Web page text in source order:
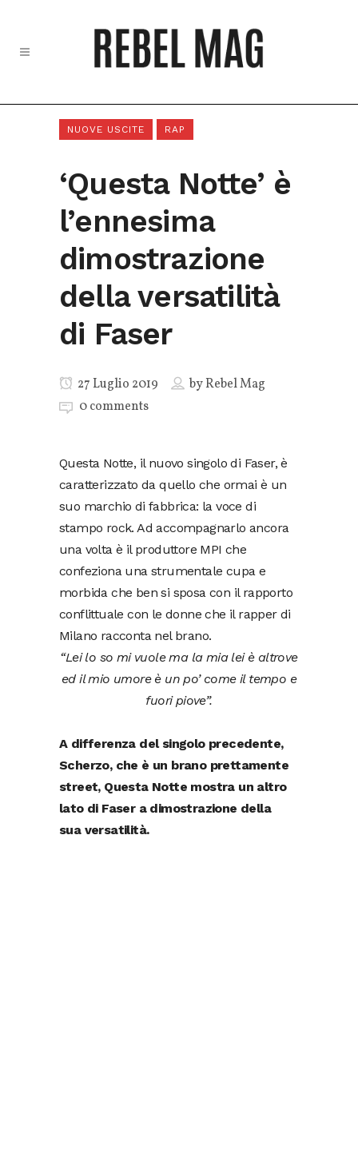
NUOVE USCITE RAP
‘Questa Notte’ è
l’ennesima
dimostrazione
della versatilità
di Faser
27 Luglio 2019 byRebel Mag
0 comments
Questa Notte, il nuovo singolo di Faser, è
caratterizzato da quello che ormai è un
suo marchio di fabbrica: la voce di
stampo rock. Ad accompagnarlo ancora
una volta è il produttore MPI che
confeziona una strumentale cupa e
morbida che ben si sposa con il rapporto
conflittuale con le donne che il rapper di
Milano racconta nel brano.
“Lei lo so mi vuole ma la mia lei è altrove
ed il mio umore è un po’ come il tempo e
fuori piove”.
A differenza del singolo precedente,
Scherzo, che è un brano prettamente
street, Questa Notte mostra un altro
lato di Faser a dimostrazione della
sua versatilità.